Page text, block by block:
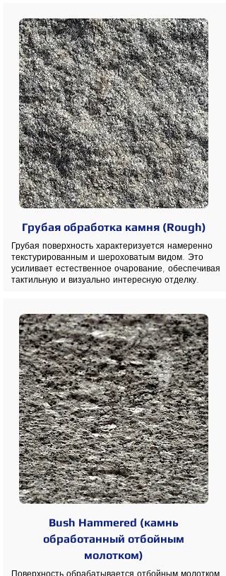
Грубая обработка камня (Rough)
Грубая поверхность характеризуется намеренно
текстурированным и шероховатым видом. Это
усиливает естественное очарование, обеспечивая
тактильную и визуально интересную отделку.
Bush Hammered (камнь
обработанный отбойным
молотком)
Поверхность обрабатывается отбойным молотком,